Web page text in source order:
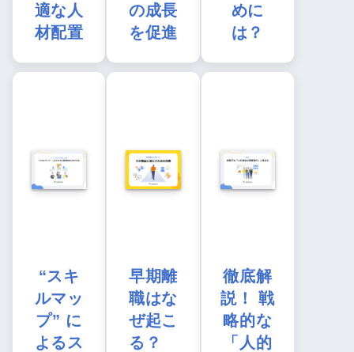
適な人
材配置
の成長
を促進
めに
は？
“スキ
ルマッ
プ” に
よるス
早期離
職はな
ぜ起こ
る？
徹底解
説！ 戦
略的な
「人的